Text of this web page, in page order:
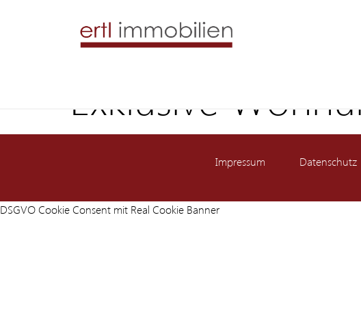
Exklusive
Impressum Datenschutz
DSGVO Cookie Consent mit Real Cookie Banner